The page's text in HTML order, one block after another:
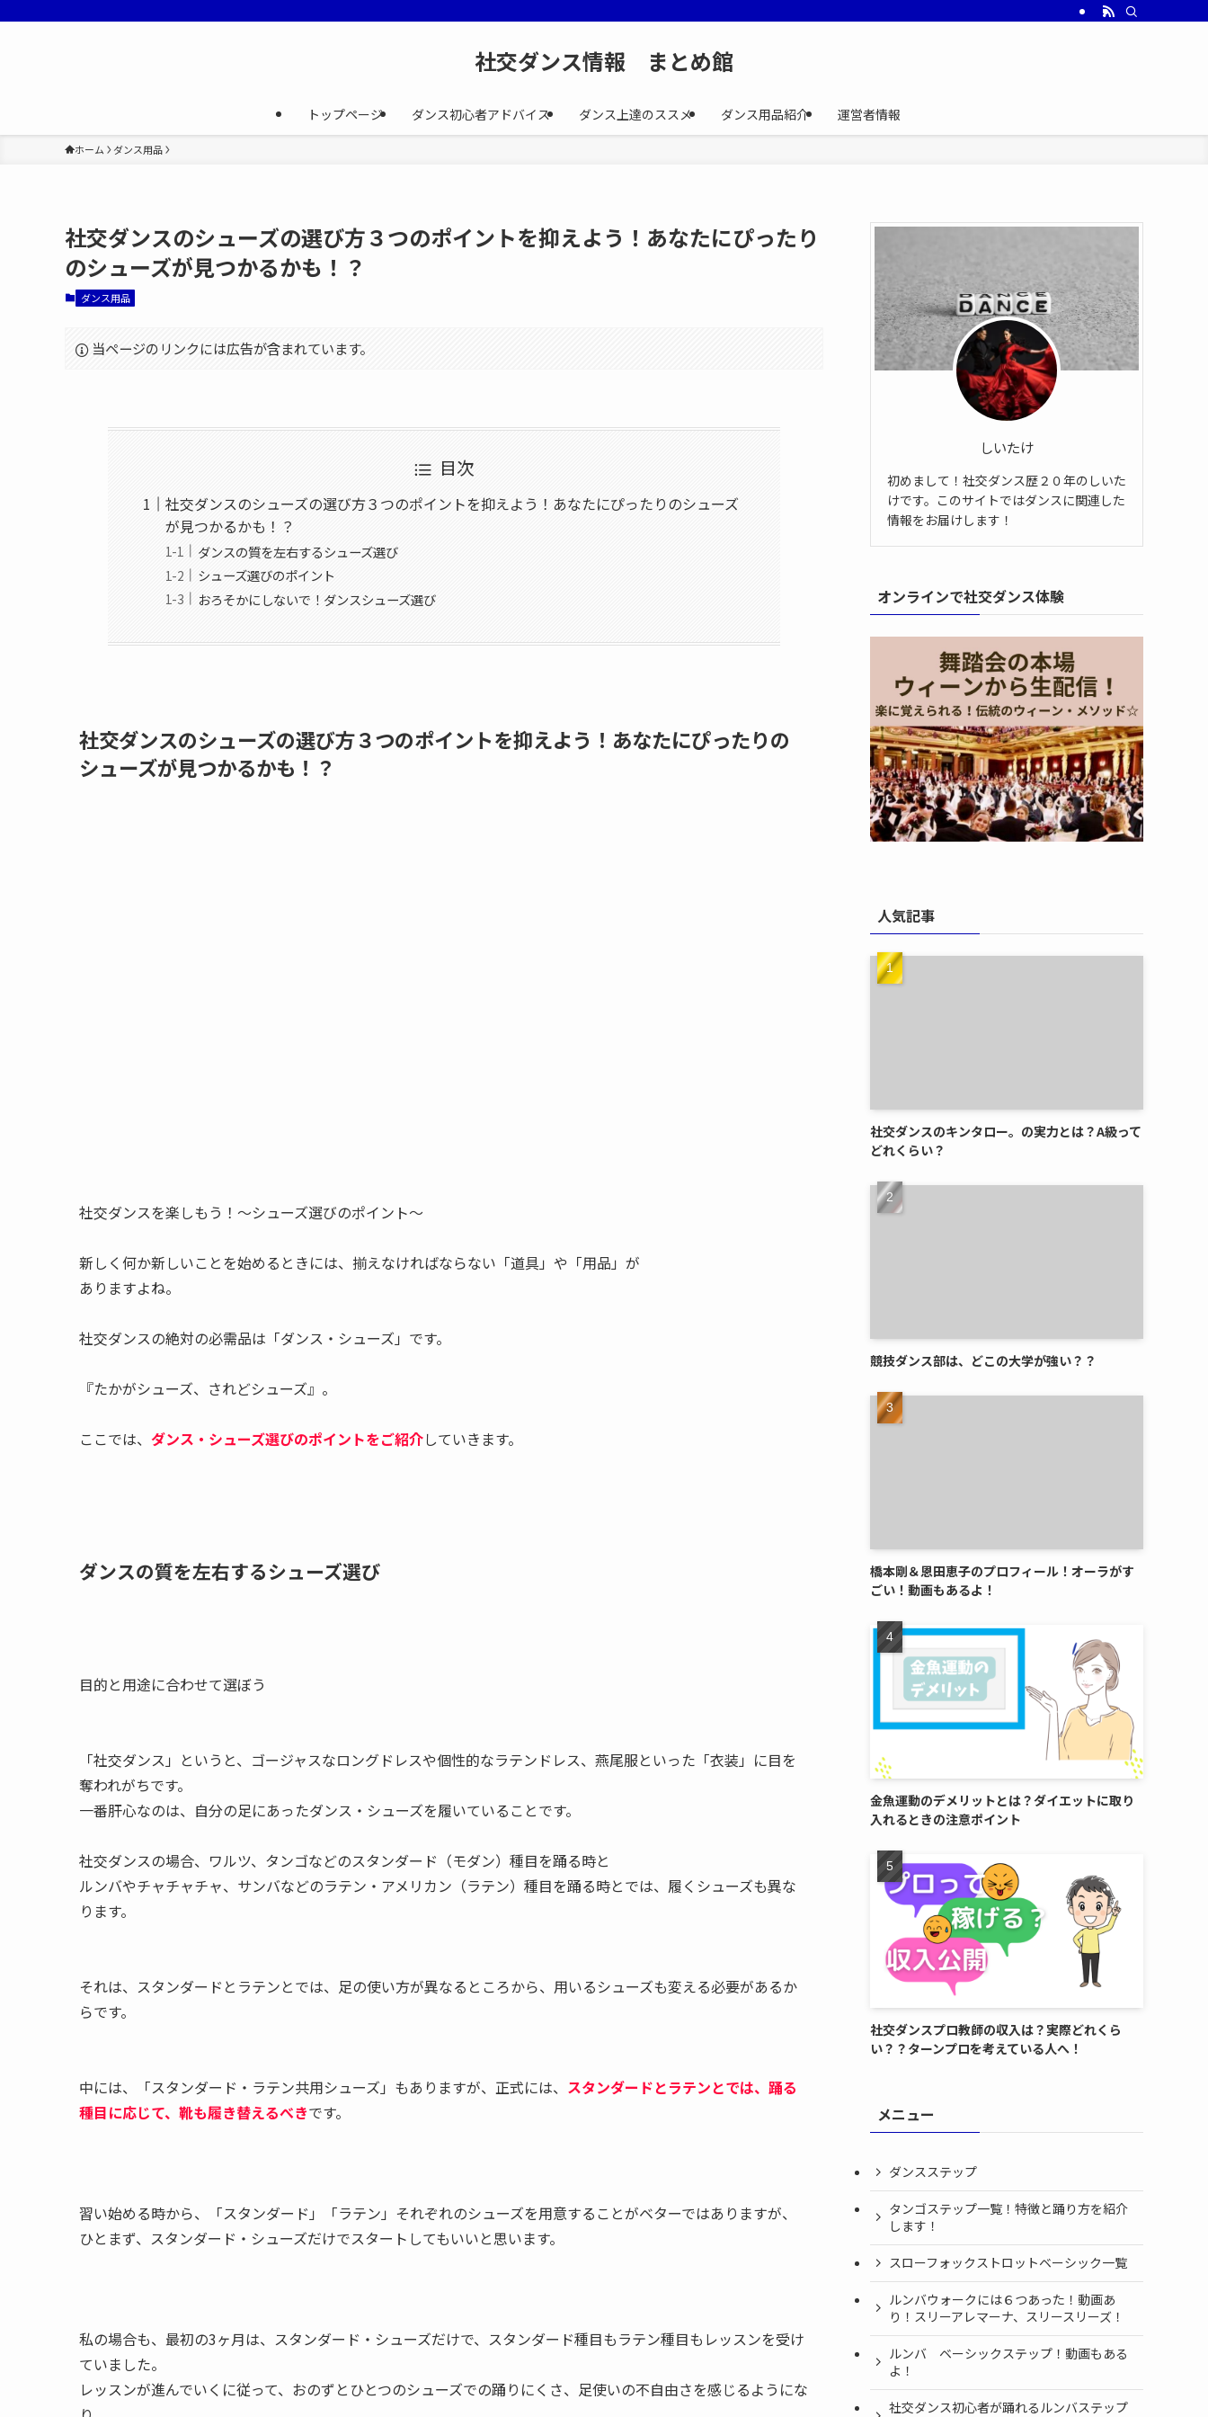
社交ダンス情報 まとめ館
トップページ ダンス初心者アドバイス ダンス上達のススメ ダンス用品紹介 運営者情報
ホーム ダンス用品
社交ダンスのシューズの選び方３つのポイントを抑えよう！あなたにぴったり
のシューズが見つかるかも！？
ダンス用品
当ページのリンクには広告が含まれています。
目次
社交ダンスのシューズの選び方３つのポイントを抑えよう！あなたにぴったりのシューズ
が見つかるかも！？
ダンスの質を左右するシューズ選び
シューズ選びのポイント
おろそかにしないで！ダンスシューズ選び
社交ダンスのシューズの選び方３つのポイントを抑えよう！あなたにぴったりの
シューズが見つかるかも！？
社交ダンスを楽しもう！～シューズ選びのポイント～
新しく何か新しいことを始めるときには、揃えなければならない「道具」や「用品」が
ありますよね。
社交ダンスの絶対の必需品は「ダンス・シューズ」です。
『たかがシューズ、されどシューズ』。
ここでは、 ダンス・シューズ選びのポイントをご紹介していきます。
ダンスの質を左右するシューズ選び
目的と用途に合わせて選ぼう
「社交ダンス」というと、ゴージャスなロングドレスや個性的なラテンドレス、燕尾服といった「衣装」に目を
奪われがちです。
一番肝心なのは、自分の足にあったダンス・シューズを履いていることです。
社交ダンスの場合、ワルツ、タンゴなどのスタンダード（モダン）種目を踊る時と
ルンバやチャチャチャ、サンバなどのラテン・アメリカン（ラテン）種目を踊る時とでは、履くシューズも異な
ります。
それは、スタンダードとラテンとでは、足の使い方が異なるところから、用いるシューズも変える必要があるか
らです。
中には、「スタンダード・ラテン共用シューズ」もありますが、正式には、 スタンダードとラテンとでは、踊る
種目に応じて、靴も履き替えるべきです。
習い始める時から、「スタンダード」「ラテン」それぞれのシューズを用意することがベターではありますが、
ひとまず、スタンダード・シューズだけでスタートしてもいいと思います。
私の場合も、最初の3ヶ月は、スタンダード・シューズだけで、スタンダード種目もラテン種目もレッスンを受け
ていました。
レッスンが進んでいくに従って、おのずとひとつのシューズでの踊りにくさ、足使いの不自由さを感じるようにな
しいたけ
初めまして！社交ダンス歴２０年のしいた
けです。このサイトではダンスに関連した
情報をお届けします！
オンラインで社交ダンス体験
人気記事
社交ダンスのキンタロー。の実力とは？A級って
どれくらい？
競技ダンス部は、どこの大学が強い？？
橋本剛＆恩田恵子のプロフィール！オーラがす
ごい！動画もあるよ！
金魚運動のデメリットとは？ダイエットに取り
入れるときの注意ポイント
社交ダンスプロ教師の収入は？実際どれくら
い？？ターンプロを考えている人へ！
メニュー
ダンスステップ
タンゴステップ一覧！特徴と踊り方を紹介
します！
スローフォックストロットベーシック一覧
ルンバウォークには６つあった！動画あ
り！スリーアレマーナ、スリースリーズ！
ルンバ ベーシックステップ！動画もある
よ！
社交ダンス初心者が踊れるルンバステップ